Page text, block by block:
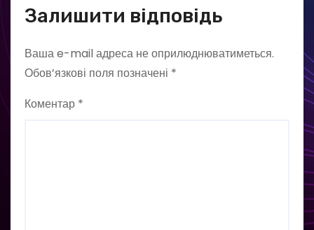
Залишити відповідь
Ваша e-mail адреса не оприлюднюватиметься.
Обов’язкові поля позначені *
Коментар *